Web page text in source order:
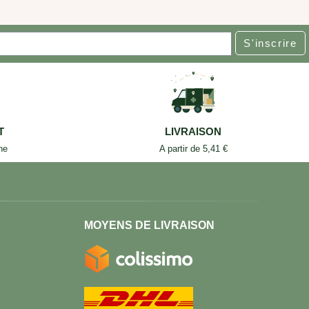
S'inscrire
LIVRAISON
A partir de 5,41 €
MOYENS DE LIVRAISON